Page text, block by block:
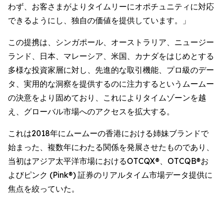
わず、お客さまがよりタイムリーにオポチュニティに対応
できるようにし、独自の価値を提供しています。」
この提携は、シンガポール、オーストラリア、ニュージー
ランド、日本、マレーシア、米国、カナダをはじめとする
多様な投資家層に対し、先進的な取引機能、プロ級のデー
タ、実用的な洞察を提供するのに注力するというムームー
の決意をより固めており、これによりタイムゾーンを越
え、グローバル市場へのアクセスを拡大する。
これは2018年にムームーの香港における姉妹ブランドで
始まった、複数年にわたる関係を発展させたものであり、
当初はアジア太平洋市場におけるOTCQX®、OTCQB®お
よびピンク (Pink®) 証券のリアルタイム市場データ提供に
焦点を絞っていた。